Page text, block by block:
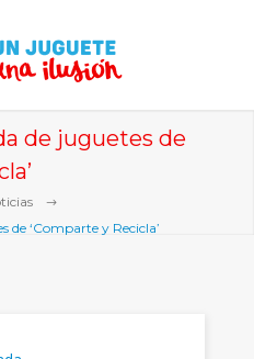
de juguetes de
de ‘Comparte y Recicla’